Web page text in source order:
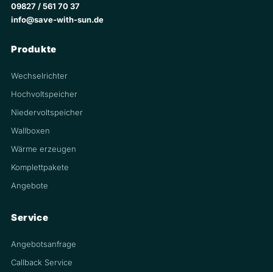
09827 / 561 70 37
info@save-with-sun.de
Produkte
Wechselrichter
Hochvoltspeicher
Niedervoltspeicher
Wallboxen
Wärme erzeugen
Komplettpakete
Angebote
Service
Angebotsanfrage
Callback Service